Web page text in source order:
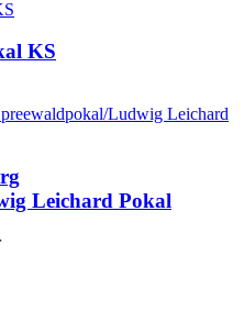
KS
Leichard Pokal